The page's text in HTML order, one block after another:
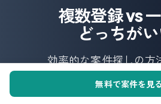
複数登録 vs
どっちが
効率的な案件探しの方
無料で案件を見る